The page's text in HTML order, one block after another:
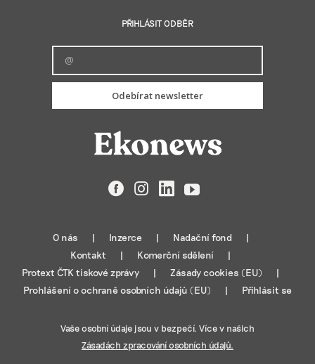
PŘIHLÁSIT ODBĚR
Odebírat newsletter
FacebookInstagramLinkedIn
YouTube
O nás Inzerce
Nadační fond
Kontakt
Komerční sdělení
Protext ČTK tiskové zprávy
Zásady cookies (EU)
Prohlášení o ochraně osobních údajů (EU)
Přihlásit se
Vaše osobní údaje jsou v bezpečí. Více v našich
Zásadách zpracování osobních údajů.